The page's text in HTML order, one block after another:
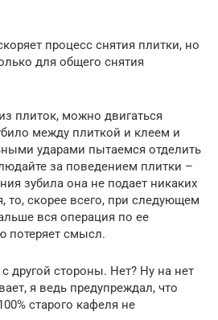
процесс снятия плитки, но
для общего снятия
плиток, можно двигаться
между плиткой и клеем и
ударами пытаемся отделить
за поведением плитки –
зубила она не подает никаких
то, скорее всего, при следующем
вся операция по ее
потеряет смысл.
другой стороны. Нет? Ну на нет
я ведь предупреждал, что
старого кафеля не